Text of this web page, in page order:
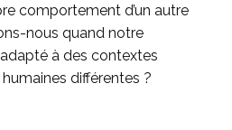
comportement d’un autre
nous quand notre
à des contextes
différentes ?